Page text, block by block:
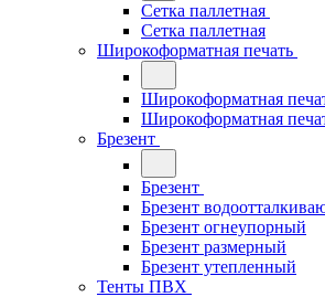
Сетка паллетная
Сетка паллетная
Широкоформатная печать
Широкоформатная
Широкоформатная
Брезент
Брезент
Брезент
Брезент огнеупорный
Брезент размерный
Брезент утепленный
Тенты ПВХ